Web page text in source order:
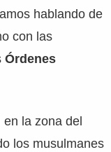
hablando de
con las
Órdenes
la zona del
los musulmanes